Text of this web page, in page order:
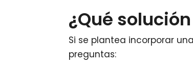
¿Qué
Si se plantea incorporar
preguntas: